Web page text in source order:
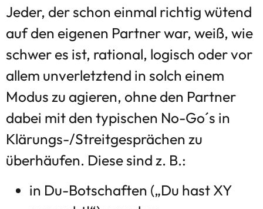
Jeder, der schon einmal richtig wütend
auf den eigenen Partner war, weiß, wie
schwer es ist, rational, logisch oder vor
allem unverletztend in solch einem
Modus zu agieren, ohne den Partner
dabei mit den typischen No-Go´s in
Klärungs-/Streitgesprächen zu
überhäufen. Diese sind z. B.:
in Du-Botschaften („Du hast XY